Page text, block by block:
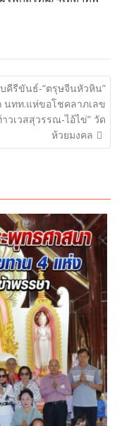
คีรีขันธ์-“ตรุษจีนหัวหิน”
นทท.แห่ขอโชคลาภเลข
าวเวสสุวรรณ-ไอ้ไข่” วัด
ห้วยมงคล